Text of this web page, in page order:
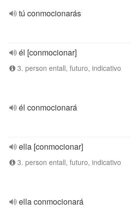
tú conmocionarás
él [conmocionar]
3. person entall, futuro, indicativo
él conmocionará
ella [conmocionar]
3. person entall, futuro, indicativo
ella conmocionará